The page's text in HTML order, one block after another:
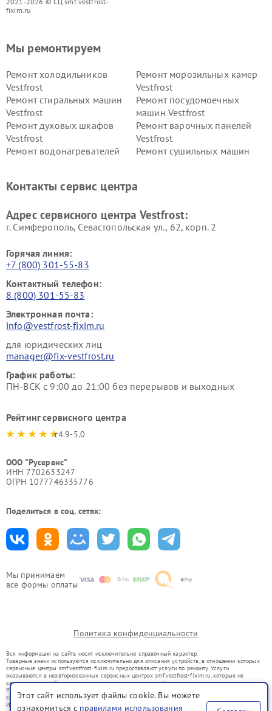
fixim.ru
Мы принимаем
все формы оплаты
Мы ремонтируем
Ремонт холодильников
Vestfrost
Ремонт морозильных камер
Vestfrost
Ремонт стиральных машин
Vestfrost
Ремонт посудомоечных
машин Vestfrost
Ремонт духовых шкафов
Vestfrost
Ремонт варочных панелей
Vestfrost
Ремонт водонагревателей
Ремонт сушильных машин
Vestfrost
Контакты сервис центра
Адрес сервисного центра Vestfrost:
г. Симферополь, Севастопольская ул., 62, корп. 2
Горячая линия:
+7 (800) 301-55-83
Контактный телефон:
8 (800) 301-55-83
Электронная почта:
info@vestfrost-fixim.ru
для юридических лиц
manager@fix-vestfrost.ru
График работы:
ПН-ВСК с 9:00 до 21:00 без перерывов и выходных
Рейтинг сервисного центра
4.9-5.0
ООО "Русервис"
ИНН 7702633247
ОГРН 1077746335776
Поделиться в соц. сетях:
Политика конфиденциальности
Вся информация на сайте носит исключительно справочный характер.
Товарные знаки используются исключительно для описания устройств, в отношении которых
сервисные центры smf.vestfrost-fixim.ru предоставляют услуги по ремонту. Услуги
оказываются в неавторизованных сервисных центрах smf.vestfrost-fixim.ru, которые не
связаны с правообладателями товарных знаков или их официальными представителями.
Ремонт осуществляется для устройств, уже введенных в гражданский оборот в соответствии
со статьей 1487 ГК РФ.
Использование товарных знаков не преследует цели индивидуализации услуг или введения
Этот сайт использует файлы cookie. Вы можете
ознакомиться с правилами использования